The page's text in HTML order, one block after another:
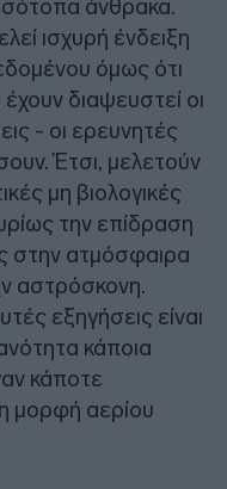
άνθρακα.
ισχυρή ένδειξη
όμως ότι
διαψευστεί οι
- οι ερευνητές
Έτσι, μελετούν
μη βιολογικές
την επίδραση
στην ατμόσφαιρα
αστρόσκονη.
εξηγήσεις είναι
κάποια
κάποτε
μορφή αερίου